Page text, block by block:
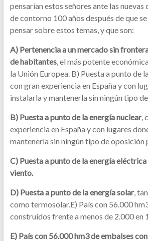
pensarían estos señores ante las nuevas
de contorno 100 años después de que
pensar sobre estos temas, y que son:
A) Pertenencia a un mercado sin
de habitantes, el más potente
la Unión Europea. B) Puesta a punto de
con gran experiencia en España y con
instalarla y mantenerla sin ningún tipo
B) Puesta a punto de la energía nuclear,
experiencia en España y con lugares
mantenerla sin ningún tipo de oposición
C) Puesta a punto de la energía
viento.
D) Puesta a punto de la energía solar,
como termosolar.E) País con 56.000
construidos frente a menos de 2.000 en
E) País con 56.000 hm3 de embalses